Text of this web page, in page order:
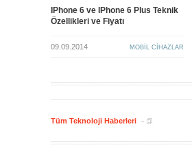
IPhone 6 ve IPhone 6 Plus Teknik
Özellikleri ve Fiyatı
09.09.2014 MOBIL CIHAZLAR
Tüm Teknoloji Haberleri